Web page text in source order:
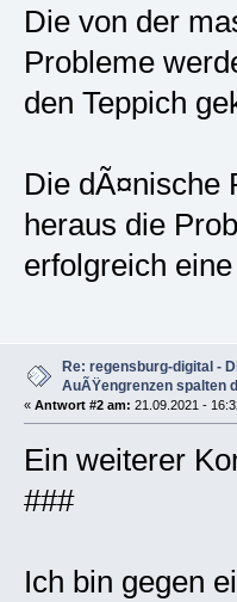
Die von der
Probleme
den Teppich
Die dÃ¤nische
heraus die
erfolgreich
Re: regensburg-digital -
AuÃŸengrenzen spalten
« Antwort #2 am: 21.09.2021 -
Ein weiterer
###
Ich bin gegen